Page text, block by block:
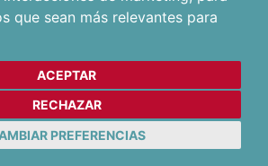
que sean más relevantes para
ACEPTAR
RECHAZAR
PREFERENCIAS